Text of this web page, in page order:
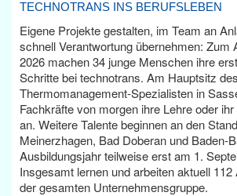
TECHNOTRANS INS BERUFSLEBEN
Eigene Projekte gestalten, im Team an
schnell Verantwortung übernehmen: Zum
2026 machen 34 junge Menschen ihre
Schritte bei technotrans. Am Hauptsitz des
Thermomanagement-Spezialisten in
Fachkräfte von morgen ihre Lehre oder
an. Weitere Talente beginnen an den
Meinerzhagen, Bad Doberan und Baden-
Ausbildungsjahr teilweise erst am 1.
Insgesamt lernen und arbeiten aktuell
der gesamten Unternehmensgruppe.